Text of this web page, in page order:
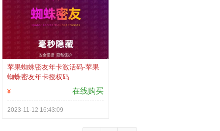
苹果蜘蛛密友年卡激活码-苹果
蜘蛛密友年卡授权码
¥ 在线购买
2023-11-12 16:43:09